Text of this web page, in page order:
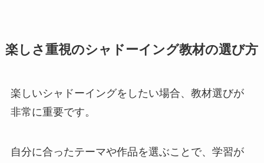
楽しさ重視のシャドーイング教材の選び方
楽しいシャドーイングをしたい場合、教材選びが
非常に重要です。
自分に合ったテーマや作品を選ぶことで、学習が